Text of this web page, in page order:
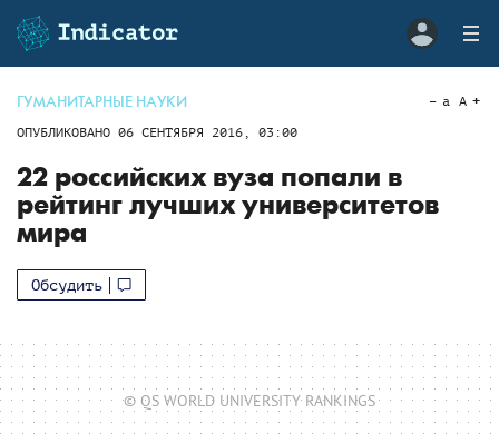
ГУМАНИТАРНЫЕ НАУКИ
ОПУБЛИКОВАНО 06 СЕНТЯБРЯ 2016, 03:00
a A
22 российских вуза попали в
рейтинг лучших университетов
мира
Обсудить
© QS WORLD UNIVERSITY RANKINGS